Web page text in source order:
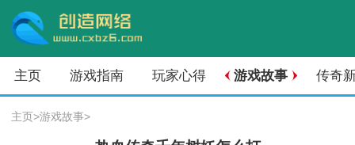
主页 游戏指南 玩家心得 游戏故事 传奇
主页>游戏故事>